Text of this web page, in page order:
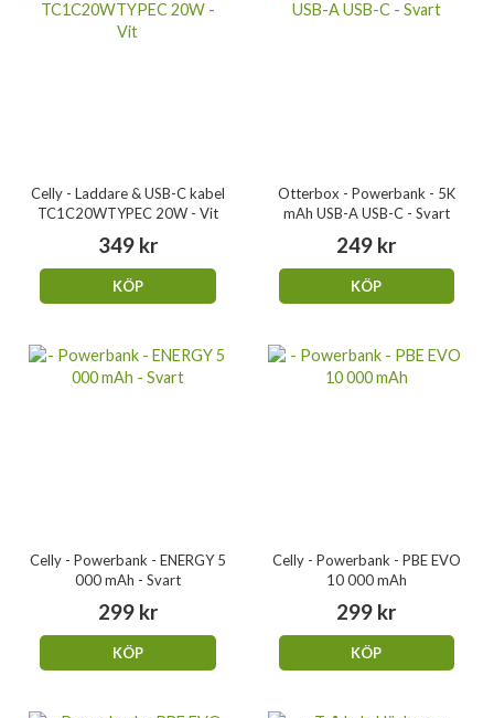
Celly - Laddare & USB-C kabel
TC1C20WTYPEC 20W - Vit
349 kr
KÖP
Otterbox - Powerbank - 5K
mAh USB-A USB-C - Svart
249 kr
KÖP
Celly - Powerbank - ENERGY 5
000 mAh - Svart
299 kr
KÖP
Celly - Powerbank - PBE EVO
10 000 mAh
299 kr
KÖP